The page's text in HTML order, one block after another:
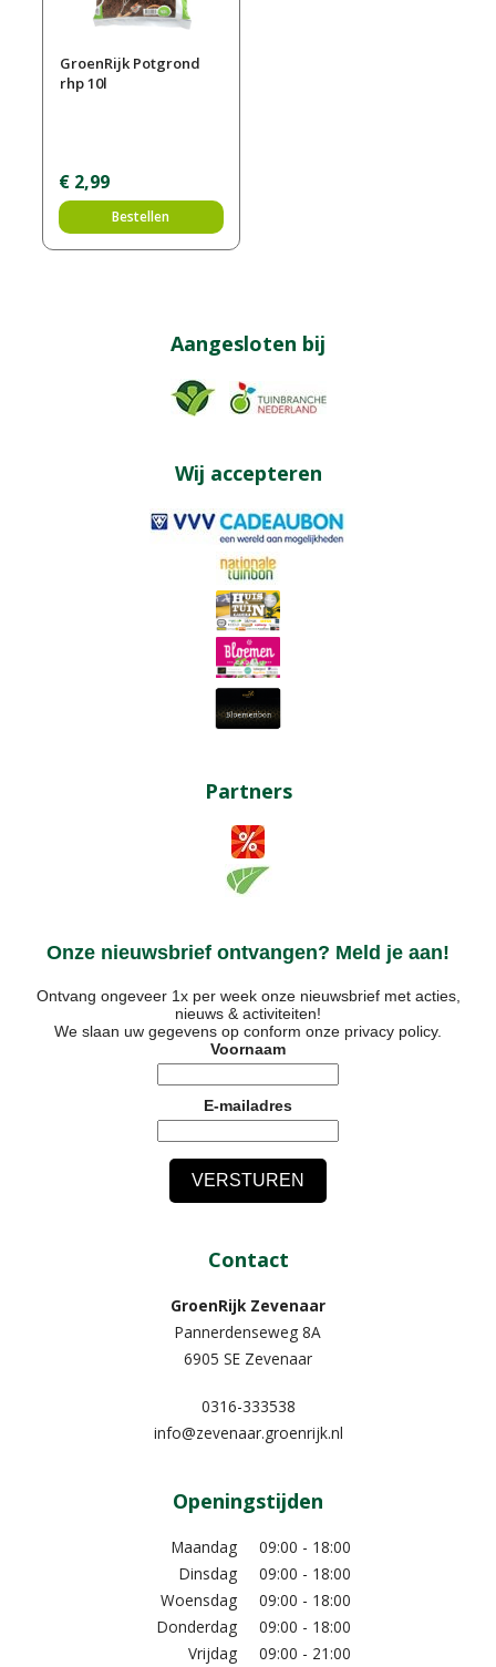
GroenRijk Potgrond
rhp 10l
€ 2,99
Bestellen
Aangesloten bij
Wij accepteren
Partners
Onze nieuwsbrief ontvangen? Meld je aan!
Ontvang ongeveer 1x per week onze nieuwsbrief met acties,
nieuws & activiteiten!
We slaan uw gegevens op conform onze privacy policy.
Voornaam
E-mailadres
Contact
GroenRijk Zevenaar​
Pannerdenseweg 8A
6905 SE Zevenaar
0316-333538
info@zevenaar.groenrijk.nl
Openingstijden
Maandag
09:00 - 18:00
Dinsdag
09:00 - 18:00
Woensdag
09:00 - 18:00
Donderdag
09:00 - 18:00
Vrijdag
09:00 - 21:00